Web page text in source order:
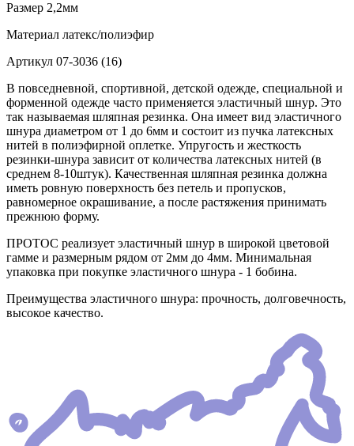
Размер 2,2мм
Материал латекс/полиэфир
Артикул 07-3036 (16)
В повседневной, спортивной, детской одежде, специальной и
форменной одежде часто применяется эластичный шнур. Это
так называемая шляпная резинка. Она имеет вид эластичного
шнура диаметром от 1 до 6мм и состоит из пучка латексных
нитей в полиэфирной оплетке. Упругость и жесткость
резинки-шнура зависит от количества латексных нитей (в
среднем 8-10штук). Качественная шляпная резинка должна
иметь ровную поверхность без петель и пропусков,
равномерное окрашивание, а после растяжения принимать
прежнюю форму.
ПРОТОС реализует эластичный шнур в широкой цветовой
гамме и размерным рядом от 2мм до 4мм. Минимальная
упаковка при покупке эластичного шнура - 1 бобина.
Преимущества эластичного шнура: прочность, долговечность,
высокое качество.